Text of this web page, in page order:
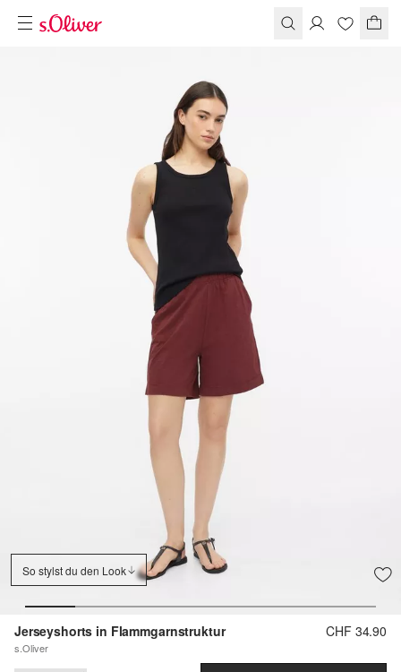
So stylst du den Look
Jerseyshorts in Flammgarnstruktur
s.Oliver
CHF 34.90